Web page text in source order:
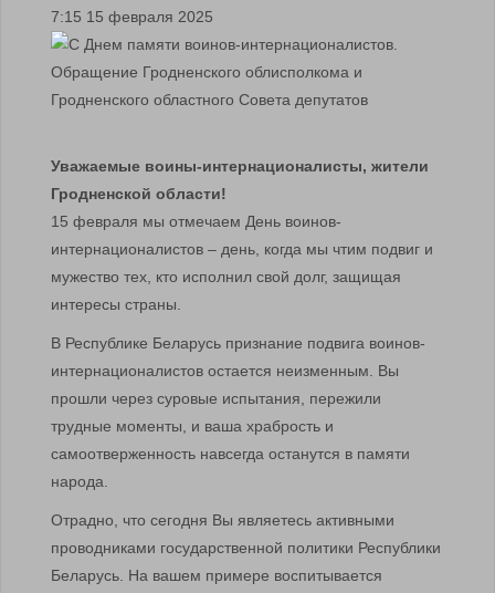
7:15 15 февраля 2025
Уважаемые воины-интернационалисты, жители
Гродненской области!
15 февраля мы отмечаем День воинов-
интернационалистов – день, когда мы чтим подвиг и
мужество тех, кто исполнил свой долг, защищая
интересы страны.
В Республике Беларусь признание подвига воинов-
интернационалистов остается неизменным. Вы
прошли через суровые испытания, пережили
трудные моменты, и ваша храбрость и
самоотверженность навсегда останутся в памяти
народа.
Отрадно, что сегодня Вы являетесь активными
проводниками государственной политики Республики
Беларусь. На вашем примере воспитывается